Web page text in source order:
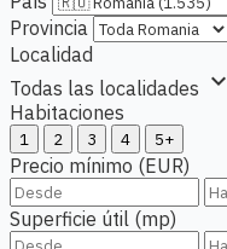
Provincia
Localidad
Todas las localidades expand_more
Habitaciones
1 2 3 4 5+
Precio mínimo (EUR)
Superficie útil (mp)